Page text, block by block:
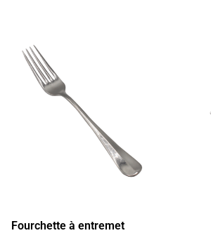
Fourchette à entremet